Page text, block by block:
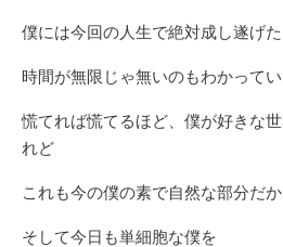
僕には今回の人生で絶対成し遂げ
時間が無限じゃ無いのもわかってい
慌てれば慌てるほど、僕が好きな
れど
これも今の僕の素で自然な部分だか
そして今日も単細胞な僕を